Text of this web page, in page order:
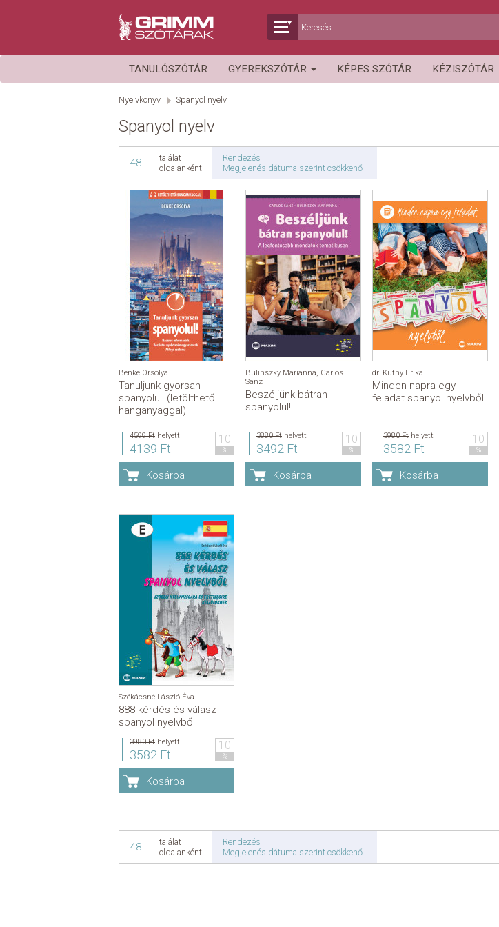
TANULÓSZÓTÁR GYEREKSZÓTÁR KÉPES SZÓTÁR KÉZISZÓTÁR
Nyelvkönyv Spanyol nyelv
Spanyol nyelv
48
találat
oldalanként
Rendezés
Megjelenés dátuma szerint csökkenő
Benke Orsolya
Tanuljunk gyorsan
spanyolul! (letölthető
hanganyaggal)
4599 Ft helyett
4139 Ft
10
%
Kosárba
Bulinszky Marianna, Carlos
Sanz
Beszéljünk bátran
spanyolul!
3880 Ft helyett
3492 Ft
10
%
Kosárba
dr. Kuthy Erika
Minden napra egy
feladat spanyol nyelvből
3980 Ft helyett
3582 Ft
10
%
Kosárba
Székácsné László Éva
888 kérdés és válasz
spanyol nyelvből
3980 Ft helyett
3582 Ft
10
%
Kosárba
48
találat
oldalanként
Rendezés
Megjelenés dátuma szerint csökkenő